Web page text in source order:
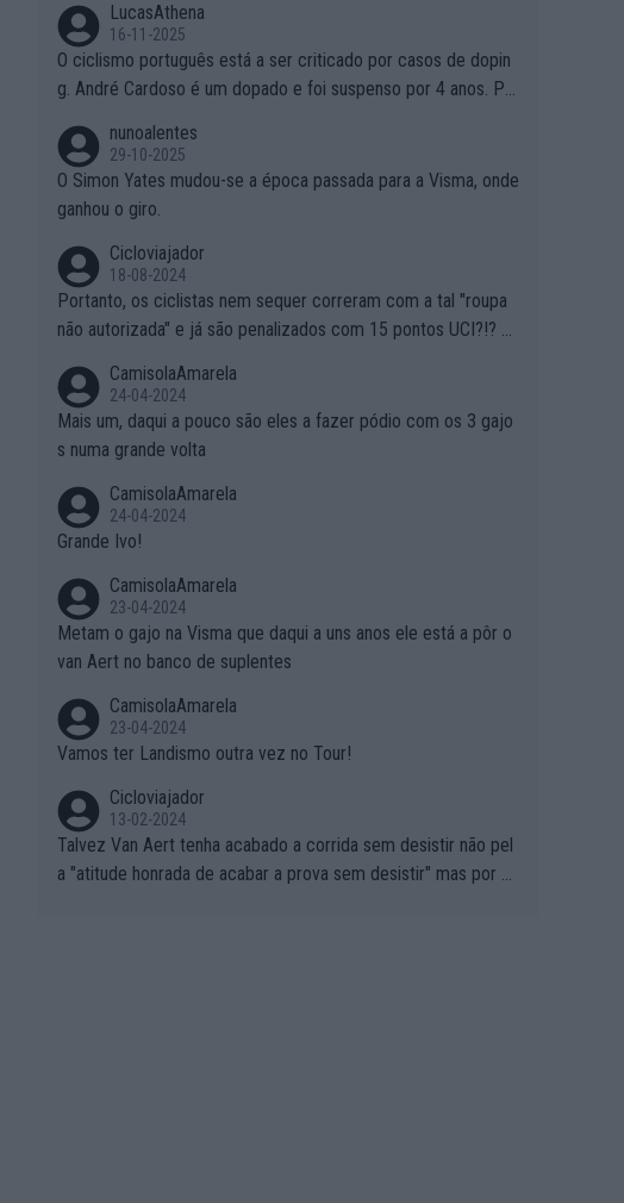
LucasAthena
16-11-2025
O ciclismo português está a ser criticado por casos de dopin
g. André Cardoso é um dopado e foi suspenso por 4 anos. Po
pado?
nunoalentes
29-10-2025
O Simon Yates mudou-se a época passada para a Visma, onde
ganhou o giro.
Cicloviajador
18-08-2024
Portanto, os ciclistas nem sequer correram com a tal "roupa
não autorizada" e já são penalizados com 15 pontos UCI?!? S
entende... Mas penalizar os atletas retirando-lhes pontos??? Is
to é roubar na secretaria o que os atletas conquistam na estra
da!
CamisolaAmarela
24-04-2024
Mais um, daqui a pouco são eles a fazer pódio com os 3 gajo
s numa grande volta
CamisolaAmarela
24-04-2024
Grande Ivo!
CamisolaAmarela
23-04-2024
Metam o gajo na Visma que daqui a uns anos ele está a pôr o
van Aert no banco de suplentes
CamisolaAmarela
23-04-2024
Vamos ter Landismo outra vez no Tour!
Cicloviajador
13-02-2024
Talvez Van Aert tenha acabado a corrida sem desistir não pel
a "atitude honrada de acabar a prova sem desistir" mas por ou